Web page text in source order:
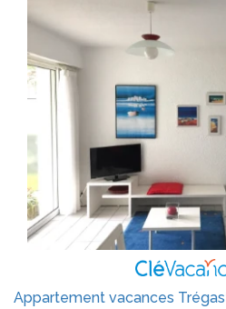
Appartement vacances